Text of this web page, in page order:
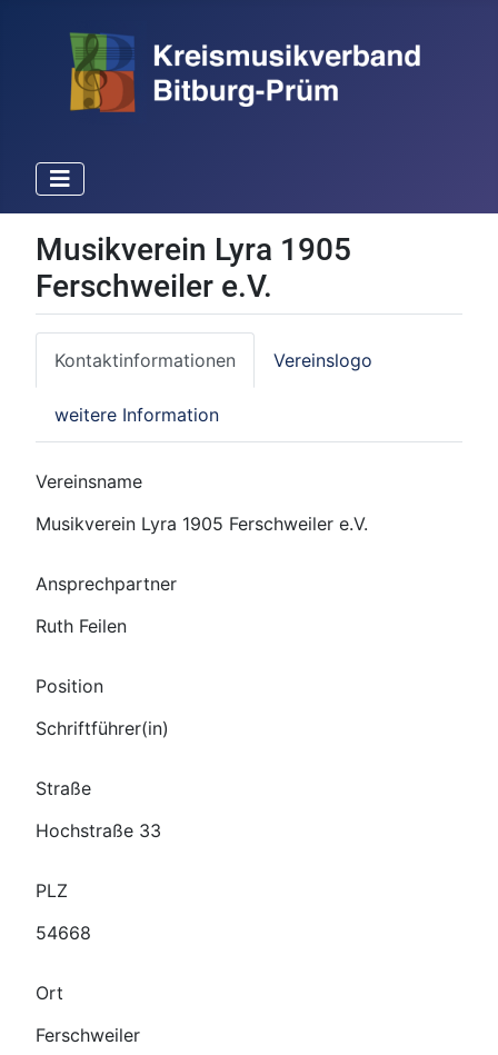
Musikverein Lyra 1905
Ferschweiler e.V.
Kontaktinformationen Vereinslogo
weitere Information
Vereinsname
Musikverein Lyra 1905 Ferschweiler e.V.
Ansprechpartner
Ruth Feilen
Position
Schriftführer(in)
Straße
Hochstraße 33
PLZ
54668
Ort
Ferschweiler